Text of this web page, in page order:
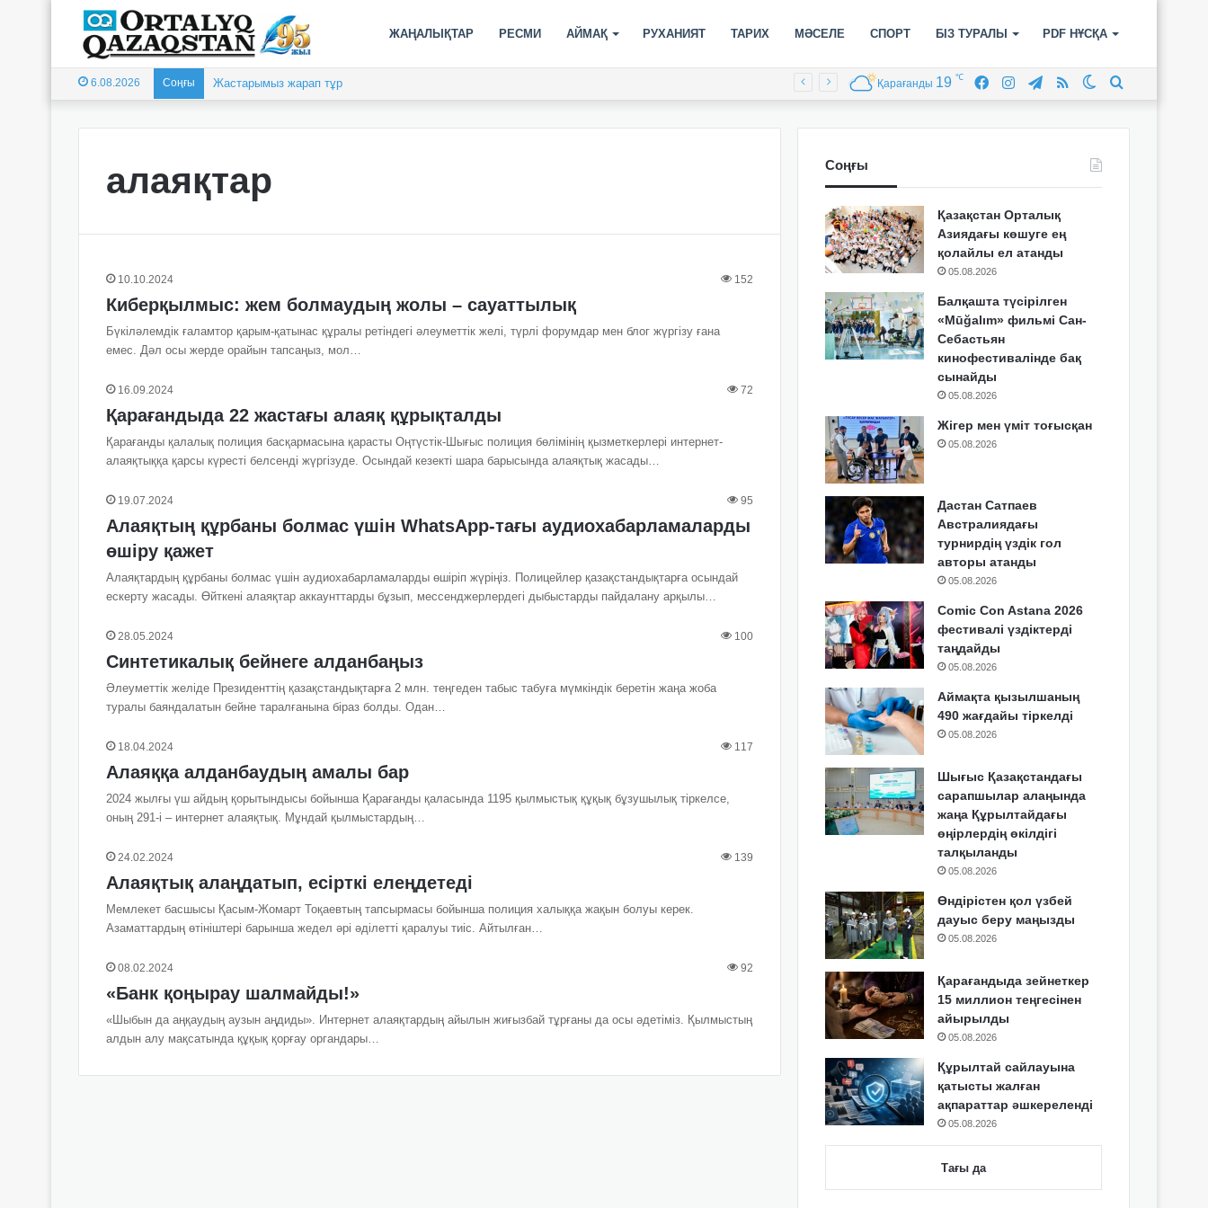
ЖАҢАЛЫҚТАР РЕСМИ АЙМАҚ РУХАНИЯТ ТАРИХ МӘСЕЛЕ СПОРТ БІЗ ТУРАЛЫ PDF НҰСҚА
6.08.2026 Соңғы Жастарымыз жарап тұр Switch
RSS
Telegram
Instagram
Facebook
Қарағанды 19 ℃
алаяқтар
10.10.2024 152
Киберқылмыс: жем болмаудың жолы – сауаттылық
Бүкіләлемдік ғаламтор қарым-қатынас құралы ретіндегі әлеуметтік желі, түрлі форумдар мен блог жүргізу ғана
емес. Дәл осы жерде орайын тапсаңыз, мол…
16.09.2024 72
Қарағандыда 22 жастағы алаяқ құрықталды
Қарағанды қалалық полиция басқармасына қарасты Оңтүстік-Шығыс полиция бөлімінің қызметкерлері интернет-
алаяқтыққа қарсы күресті белсенді жүргізуде. Осындай кезекті шара барысында алаяқтық жасады…
19.07.2024 95
Алаяқтың құрбаны болмас үшін WhatsApp-тағы аудиохабарламаларды
өшіру қажет
Алаяқтардың құрбаны болмас үшін аудиохабарламаларды өшіріп жүріңіз. Полицейлер қазақстандықтарға осындай
ескерту жасады. Өйткені алаяқтар аккаунттарды бұзып, мессенджерлердегі дыбыстарды пайдалану арқылы…
28.05.2024 100
Синтетикалық бейнеге алданбаңыз
Әлеуметтік желіде Президенттің қазақстандықтарға 2 млн. теңгеден табыс табуға мүмкіндік беретін жаңа жоба
туралы баяндалатын бейне таралғанына біраз болды. Одан…
18.04.2024 117
Алаяққа алданбаудың амалы бар
2024 жылғы үш айдың қорытындысы бойынша Қарағанды қаласында 1195 қылмыстық құқық бұзушылық тіркелсе,
оның 291-і – интернет алаяқтық. Мұндай қылмыстардың…
24.02.2024 139
Алаяқтық алаңдатып, есірткі елеңдетеді
Мемлекет басшысы Қасым-Жомарт Тоқаевтың тапсырмасы бойынша полиция халыққа жақын болуы керек.
Азаматтардың өтініштері барынша жедел әрі әділетті қаралуы тиіс. Айтылған…
08.02.2024 92
«Банк қоңырау шалмайды!»
«Шыбын да аңқаудың аузын аңдиды». Интернет алаяқтардың айылын жиғызбай тұрғаны да осы әдетіміз. Қылмыстың
алдын алу мақсатында құқық қорғау органдары…
Соңғы
Қазақстан Орталық
Азиядағы көшуге ең
қолайлы ел атанды
05.08.2026
Балқашта түсірілген
«Mūğalım» фильмі Сан-
Себастьян
кинофестивалінде бақ
сынайды
05.08.2026
Жігер мен үміт тоғысқан
05.08.2026
Дастан Сатпаев
Австралиядағы
турнирдің үздік гол
авторы атанды
05.08.2026
Comic Con Astana 2026
фестивалі үздіктерді
таңдайды
05.08.2026
Аймақта қызылшаның
490 жағдайы тіркелді
05.08.2026
Шығыс Қазақстандағы
сарапшылар алаңында
жаңа Құрылтайдағы
өңірлердің өкілдігі
талқыланды
05.08.2026
Өндірістен қол үзбей
дауыс беру маңызды
05.08.2026
Қарағандыда зейнеткер
15 миллион теңгесінен
айырылды
05.08.2026
Құрылтай сайлауына
қатысты жалған
ақпараттар әшкереленді
05.08.2026
Тағы да